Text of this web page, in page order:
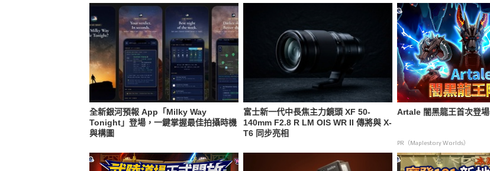
全新銀河預報 App「Milky Way
Tonight」登場，一鍵掌握最佳拍攝時機
與構圖
富士新一代中長焦主力鏡頭 XF 50-
140mm F2.8 R LM OIS WR II 傳將與 X-
T6 同步亮相
Artale 闇黑龍王首次登場
PR（Maplestory Worlds）